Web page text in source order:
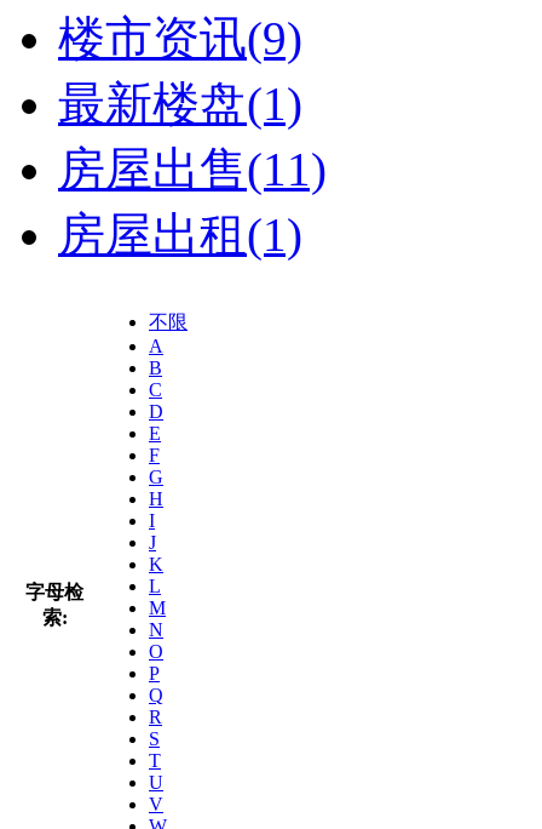
楼市资讯(9)
最新楼盘(1)
房屋出售(11)
房屋出租(1)
字母检
索:
不限
A
B
C
D
E
F
G
H
I
J
K
L
M
N
O
P
Q
R
S
T
U
V